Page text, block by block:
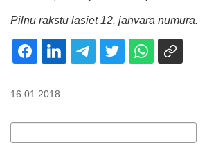
Pilnu rakstu lasiet 12. janvāra numurā.
16.01.2018